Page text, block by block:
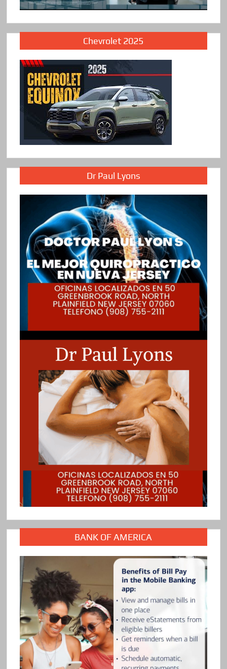
Chevrolet 2025
Dr Paul Lyons
BANK OF AMERICA